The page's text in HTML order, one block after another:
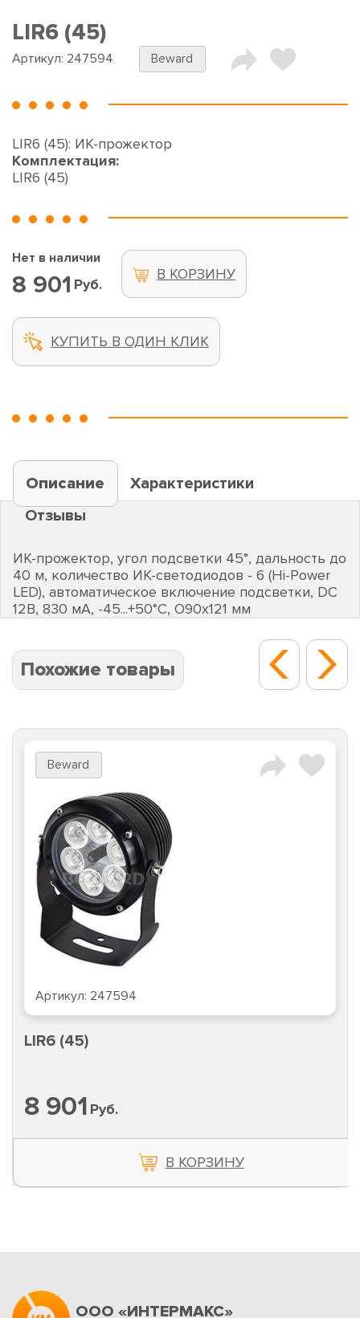
LIR6 (45)
Артикул: 247594 Beward
LIR6 (45): ИК-прожектор
Комплектация:
LIR6 (45)
Нет в наличии
8 901 Руб.
В КОРЗИНУ
КУПИТЬ В ОДИН КЛИК
Описание
Характеристики
Отзывы
ИК-прожектор, угол подсветки 45°, дальность до
40 м, количество ИК-светодиодов - 6 (Hi-Power
LED), автоматическое включение подсветки, DC
12В, 830 мА, -45...+50°С, O90х121 мм
Похожие товары
Beward
Артикул: 247594
LIR6 (45)
8 901 Руб.
В КОРЗИНУ
ООО «ИНТЕРМАКС»